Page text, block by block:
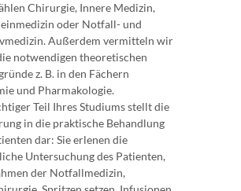
Chirurgie, Innere Medizin,
oder Notfall- und
Außerdem vermitteln wir
notwendigen theoretischen
z. B. in den Fächern
und Pharmakologie.
Teil Ihres Studiums stellt die
in die praktische Behandlung
dar: Sie erlenen die
Untersuchung des Patienten,
der Notfallmedizin,